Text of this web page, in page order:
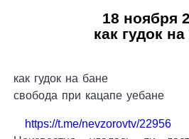
18 ноября
как гудок
как гудок на бане
свобода при кацапе уебане
https://t.me/nevzorovtv/22956